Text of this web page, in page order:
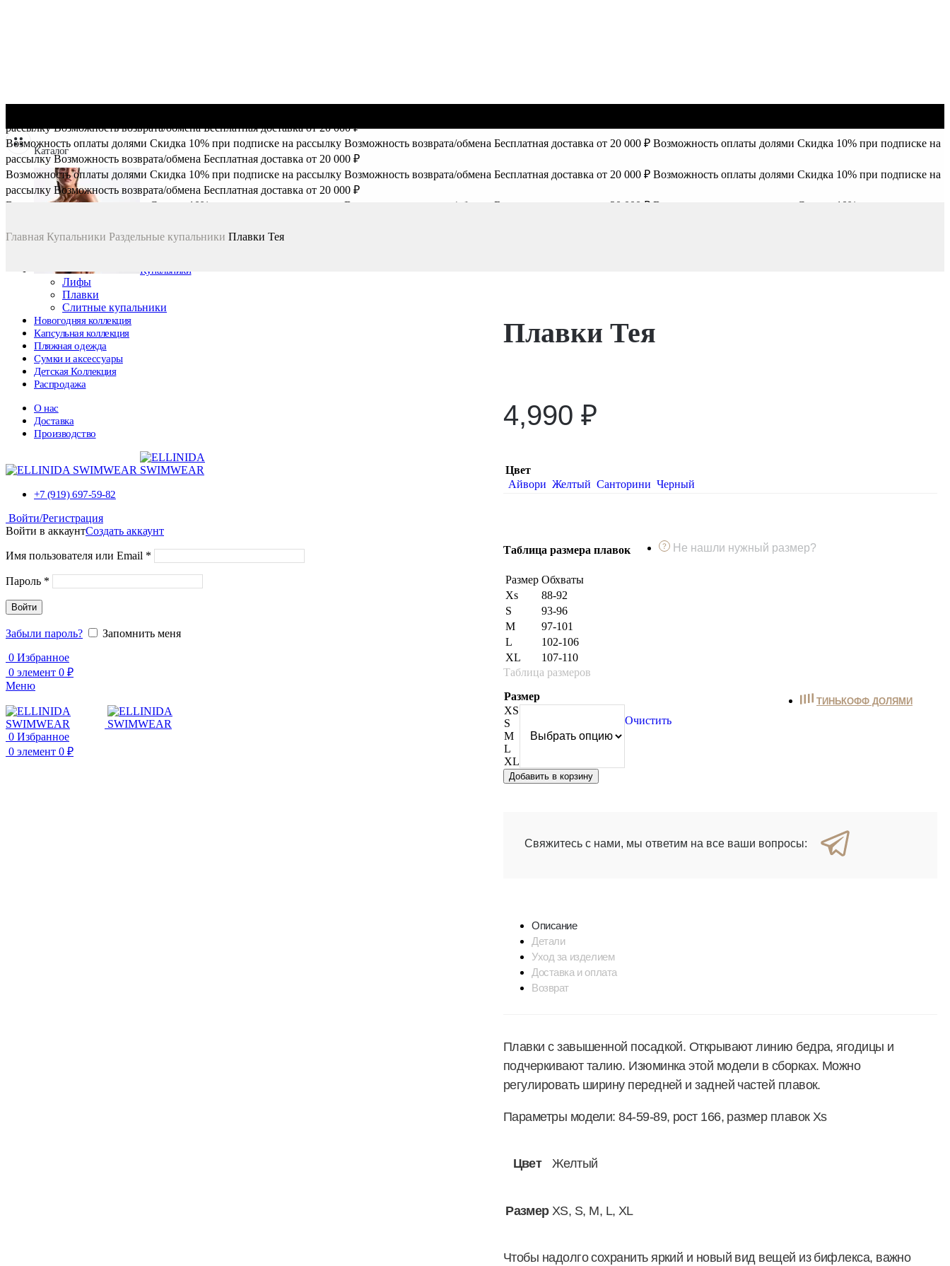
рассылкуВозможность возврата/обменаБесплатная доставка от 20 000 ₽
Возможность оплаты долями Скидка 10% при подписке на рассылку Возможность возврата/обмена Бесплатная доставка от 20 000 ₽ Возможность оплаты долями Скидка 10% при подписке на
рассылку Возможность возврата/обмена Бесплатная доставка от 20 000 ₽
Возможность оплаты долями Скидка 10% при подписке на рассылку Возможность возврата/обмена Бесплатная доставка от 20 000 ₽ Возможность оплаты долями Скидка 10% при подписке на
рассылку Возможность возврата/обмена Бесплатная доставка от 20 000 ₽
Возможность оплаты долями
Скидка 10% при подписке на рассылку Возможность возврата/обмена Бесплатная доставка от 20 000 ₽ Возможность оплаты долями
Скидка 10% при подписке на
Каталог
Купальники
Лифы
Плавки
Слитные купальники
Новогодняя коллекция
Капсульная коллекция
Пляжная одежда
Сумки и аксессуары
Детская Коллекция
Распродажа
О нас
Доставка
Производство
+7 (919) 697-59-82
Войти/Регистрация
Войти в аккаунтСоздать аккаунт
Имя пользователя или Email *
Пароль *
Войти
Забыли пароль?
Запомнить меня
0 Избранное
0 элемент 0 ₽
Меню
0 Избранное
0 элемент 0 ₽
Главная Купальники Раздельные купальники Плавки Тея
Нажмите чтобы увеличить
Плавки Тея
4,990 ₽
Цвет
Айвори Желтый Санторини Черный
Таблица размера плавок
Размер Обхваты
Xs
88-92
S
93-96
M
97-101
L
102-106
XL
107-110
Таблица размеров
Не нашли нужный размер?
Размер
XS
S
M
L
XL
Очистить
Добавить в корзину
ТИНЬКОФФ ДОЛЯМИ
Свяжитесь с нами, мы ответим на все ваши вопросы:
Описание
Детали
Уход за изделием
Доставка и оплата
Возврат
Плавки с завышенной посадкой. Открывают линию бедра, ягодицы и
подчеркивают талию. Изюминка этой модели в сборках. Можно
регулировать ширину передней и задней частей плавок.
Параметры модели: 84-59-89, рост 166, размер плавок Xs
Цвет Желтый
Размер XS, S, M, L, XL
Чтобы надолго сохранить яркий и новый вид вещей из бифлекса, важно